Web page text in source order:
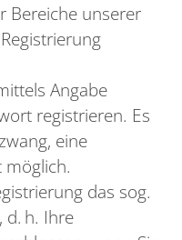
Bereiche unserer
Angabe
registrieren. Es
eine
das sog.
d. h. Ihre